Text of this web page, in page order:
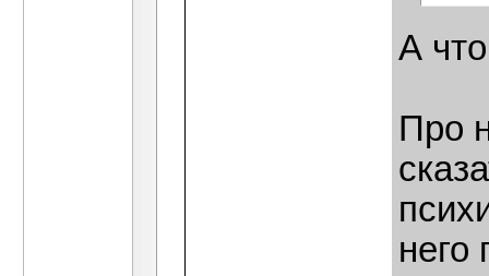
А
Про
него